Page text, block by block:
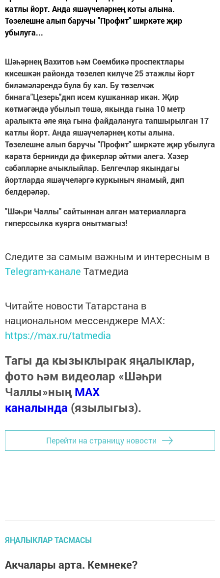
катлы йорт. Анда яшәүчеләрнең коты алына.
Төзелешне алып баручы "Профит" ширкәте җир
убылуга...
Шәһәрнең Вахитов һәм Сөембикә проспектлары
кисешкән районда төзелеп килүче 25 этажлы йорт
биләмәләрендә була бу хәл. Бу төзелчәк
бинага"Цезерь"дип исем кушканнар икән. Җир
көтмәгәндә убылып төшә, якында гына 10 метр
аралыкта әле яңа гына файдалануга тапшырылган 17
катлы йорт. Анда яшәүчеләрнең коты алына.
Төзелешне алып баручы "Профит" ширкәте җир убылуга
карата бернинди дә фикерләр әйтми әлегә. Хәзер
сәбәпләрне ачыклыйлар. Белгечләр якындагы
йортларда яшәүчеләргә куркыныч янамый, дип
белдерәләр.
"Шәһри Чаллы" сайтыннан алган материалларга
гиперссылка куярга онытмагыз!
Следите за самым важным и интересным в
Telegram-канале Татмедиа
Читайте новости Татарстана в
национальном мессенджере MАХ:
https://max.ru/tatmedia
Тагы да кызыклырак яңалыклар,
фото һәм видеолар «Шәһри
Чаллы»ныңMAX
каналында (язылыгыз).
Перейти на страницу новости
ЯҢАЛЫКЛАР ТАСМАСЫ
Акчалары арта. Кемнеке?